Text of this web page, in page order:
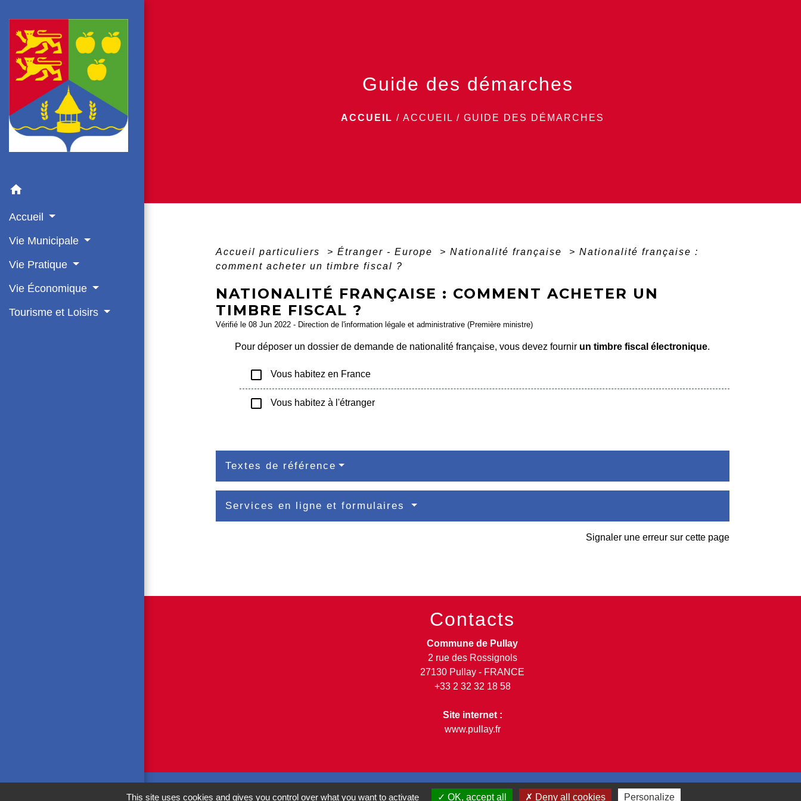
home
Accueil
Vie Municipale
Vie Pratique
Vie Économique
Tourisme et Loisirs
Guide des démarches
ACCUEIL / ACCUEIL / GUIDE DES DÉMARCHES
Accueil particuliers > Étranger - Europe > Nationalité française > Nationalité française :
comment acheter un timbre fiscal ?
NATIONALITÉ FRANÇAISE : COMMENT ACHETER UN
TIMBRE FISCAL ?
Vérifié le 08 Jun 2022 - Direction de l'information légale et administrative (Première ministre)
Pour déposer un dossier de demande de nationalité française, vous devez fournir un timbre fiscal électronique.
check_box_outline_blank Vous habitez en France
check_box_outline_blank Vous habitez à l'étranger
Textes de référence
Services en ligne et formulaires
Signaler une erreur sur cette page
Contacts
Commune de Pullay
2 rue des Rossignols
27130 Pullay - FRANCE
+33 2 32 32 18 58
Site internet :
www.pullay.fr
This site uses cookies and gives you control over what you want to activate OK, accept all Deny all cookies Personalize